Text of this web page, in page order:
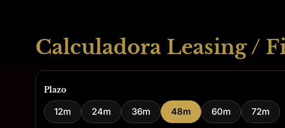
Calculadora Leasing /
Plazo
12m 24m 36m 48m 60m 72m